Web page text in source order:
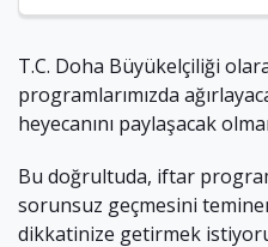
T.C. Doha Büyükelçiliği
programlarımızda
heyecanını paylaşacak
Bu doğrultuda, iftar
sorunsuz geçmesini
dikkatinize getirmek